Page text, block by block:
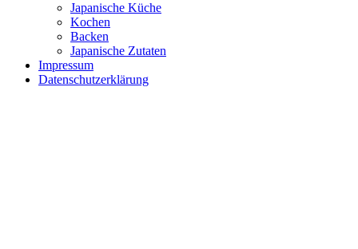
Japanische Küche
Kochen
Backen
Japanische Zutaten
Impressum
Datenschutzerklärung